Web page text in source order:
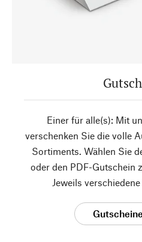
Einer für alle(s): Mit
verschenken Sie die volle
Sortiments. Wählen Sie
oder den PDF-Gutschein
Jeweils